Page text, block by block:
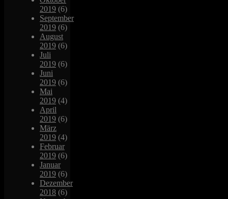
2019 (6)
September
2019 (6)
August
2019 (6)
Juli
2019 (6)
Juni
2019 (6)
Mai
2019 (4)
April
2019 (6)
März
2019 (4)
Februar
2019 (6)
Januar
2019 (6)
Dezember
2018 (6)